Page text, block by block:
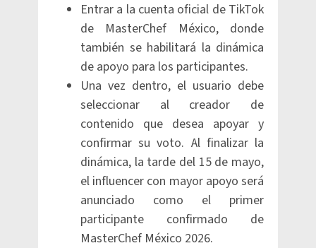
Entrar a la cuenta oficial de TikTok
de MasterChef México, donde
también se habilitará la dinámica
de apoyo para los participantes.
Una vez dentro, el usuario debe
seleccionar al creador de
contenido que desea apoyar y
confirmar su voto. Al finalizar la
dinámica, la tarde del 15 de mayo,
el influencer con mayor apoyo será
anunciado como el primer
participante confirmado de
MasterChef México 2026.